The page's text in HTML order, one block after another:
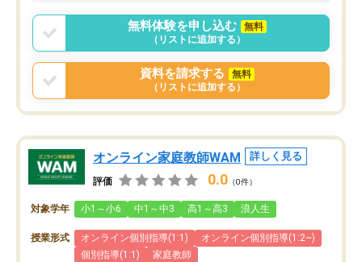
無料体験を申し込む
無料
（リストに追加する）
資料を請求する
無料
（リストに追加する）
オンライン家庭教師WAM 詳しく見る
評価 0.0 （0件）
対象学年 小1～小6 中1～中3 高1～高3 浪人生
授業形式 オンライン個別指導(1:1)
オンライン個別指導(1:2~)
個別指導(1:1)
家庭教師